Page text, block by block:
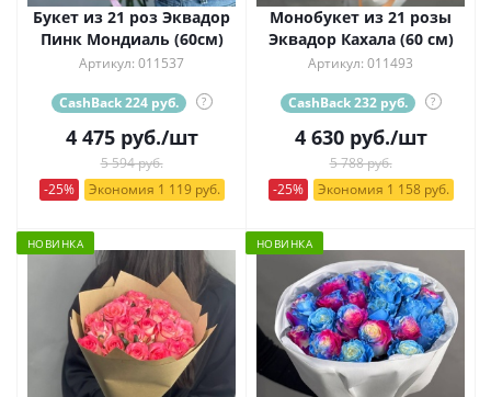
Букет из 21 роз Эквадор
Пинк Мондиаль (60см)
Артикул: 011537
CashBack 224 руб. ?
4 475руб./шт
5 594 руб.
-25%
Экономия 1 119 руб.
Монобукет из 21 розы
Эквадор Кахала (60 см)
Артикул: 011493
CashBack 232 руб. ?
4 630руб./шт
5 788 руб.
-25%
Экономия 1 158 руб.
НОВИНКА НОВИНКА